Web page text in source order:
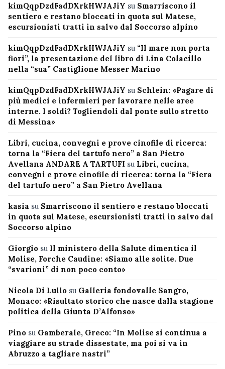
kimQqpDzdFadDXrkHWJAJiY su Smarriscono il
sentiero e restano bloccati in quota sul Matese,
escursionisti tratti in salvo dal Soccorso alpino
kimQqpDzdFadDXrkHWJAJiY su “Il mare non porta
fiori”, la presentazione del libro di Lina Colacillo
nella “sua” Castiglione Messer Marino
kimQqpDzdFadDXrkHWJAJiY su Schlein: «Pagare di
più medici e infermieri per lavorare nelle aree
interne. I soldi? Togliendoli dal ponte sullo stretto
di Messina»
Libri, cucina, convegni e prove cinofile di ricerca:
torna la “Fiera del tartufo nero” a San Pietro
Avellana ANDARE A TARTUFI su Libri, cucina,
convegni e prove cinofile di ricerca: torna la “Fiera
del tartufo nero” a San Pietro Avellana
kasia su Smarriscono il sentiero e restano bloccati
in quota sul Matese, escursionisti tratti in salvo dal
Soccorso alpino
Giorgio su Il ministero della Salute dimentica il
Molise, Forche Caudine: «Siamo alle solite. Due
“svarioni” di non poco conto»
Nicola Di Lullo su Galleria fondovalle Sangro,
Monaco: «Risultato storico che nasce dalla stagione
politica della Giunta D’Alfonso»
Pino su Gamberale, Greco: “In Molise si continua a
viaggiare su strade dissestate, ma poi si va in
Abruzzo a tagliare nastri”